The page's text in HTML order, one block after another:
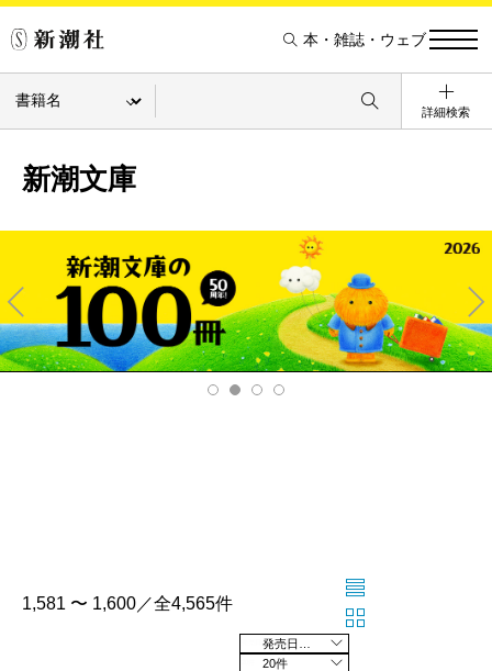
本・雑誌・ウェブ
詳細検索
新潮文庫
Pre
v
Ne
xt
1,581 〜 1,600／全4,565件
20件